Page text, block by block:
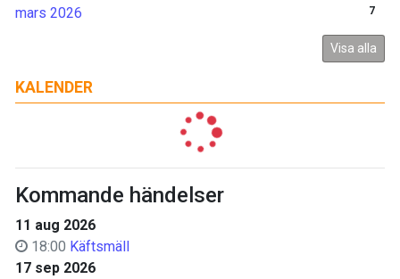
mars 2026 7
Visa alla
KALENDER
Kommande händelser
11 aug 2026
18:00 Käftsmäll
17 sep 2026